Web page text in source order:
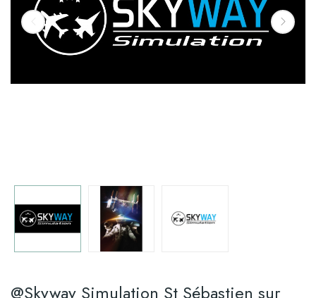
@Skyway Simulation St Sébastien sur